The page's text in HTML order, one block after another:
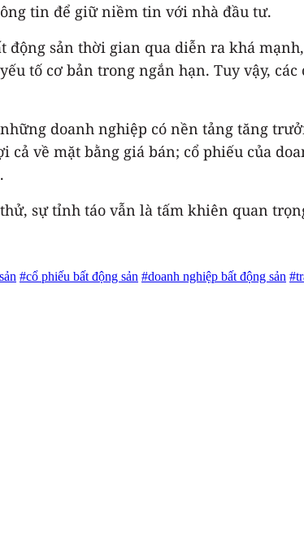
tin để giữ niềm tin với nhà đầu tư.
sản thời gian qua diễn ra khá
tố cơ bản trong ngắn hạn. Tuy vậy,
doanh nghiệp có nền tảng tăng
về mặt bằng giá bán; cổ phiếu của
sự tỉnh táo vẫn là tấm khiên quan
#cổ phiếu bất động sản #doanh nghiệp bất động sản